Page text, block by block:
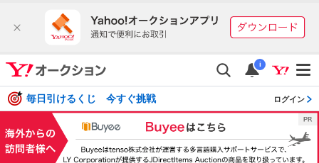
i
毎日引けるくじ 今すぐ挑戦 ログイン